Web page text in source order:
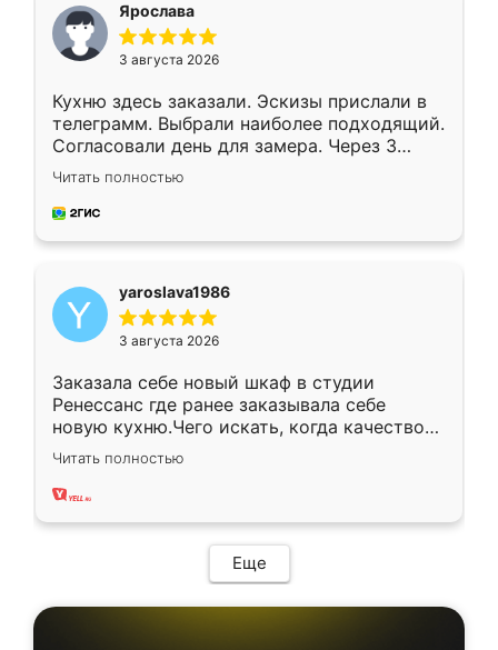
Ярослава
3 августа 2026
Кухню здесь заказали. Эскизы прислали в
телеграмм. Выбрали наиболее подходящий.
Согласовали день для замера. Через 3
недели кухня была уже готова. Остались
довольны работой. Спасибо Ренессанс
мебель за качественную работу!
Читать полностью
yaroslava1986
3 августа 2026
Заказала себе новый шкаф в студии
Ренессанс где ранее заказывала себе
новую кухню.Чего искать, когда качеством
вполне довольна. Служит кухня уже почти
два года, нареканий нет.
Читать полностью
Еще